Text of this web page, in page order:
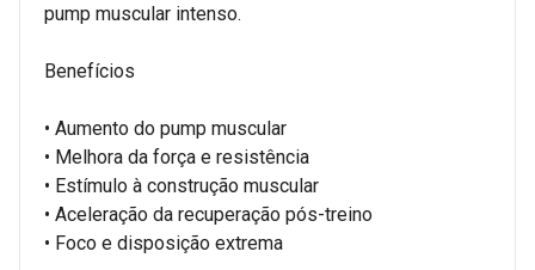
pump muscular intenso.
Benefícios
• Aumento do pump muscular
• Melhora da força e resistência
• Estímulo à construção muscular
• Aceleração da recuperação pós-treino
• Foco e disposição extrema